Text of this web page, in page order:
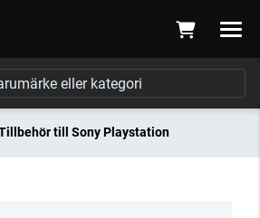
till Sony Playstation